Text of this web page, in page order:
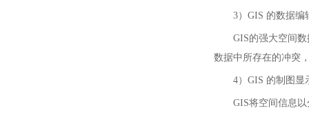
3）GIS 的数据编
GIS的强大空间数据
数据中所存在的冲突
4）GIS 的制图显
GIS将空间信息以